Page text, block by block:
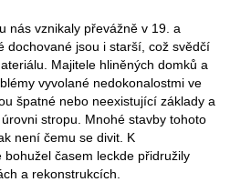
nás vznikaly převážně v 19. a
dochované jsou i starší, což svědčí
Majitele hliněných domků a
vyvolané nedokonalostmi ve
špatné nebo neexistující základy a
stropu. Mnohé stavby tohoto
není čemu se divit. K
časem leckde přidružily
a rekonstrukcích.